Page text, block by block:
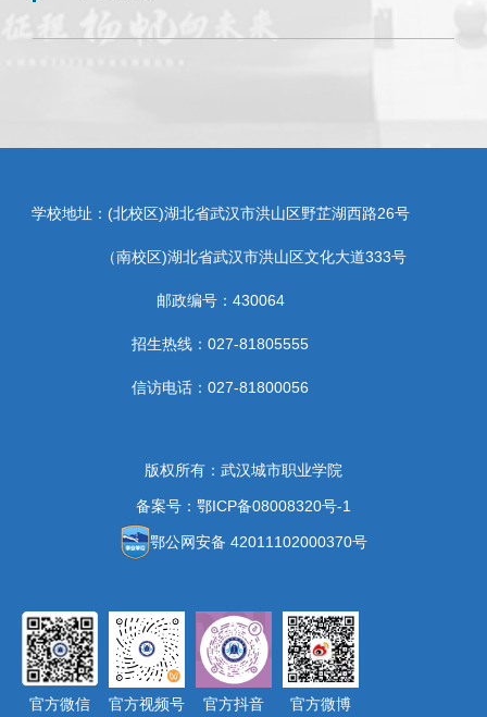
学校地址：(北校区)湖北省武汉市洪山区野芷湖西路26号
（南校区)湖北省武汉市洪山区文化大道333号
邮政编号：430064
招生热线：027-81805555
信访电话：027-81800056
版权所有：武汉城市职业学院
备案号：鄂ICP备08008320号-1
鄂公网安备 42011102000370号
官方微信 官方视频号 官方抖音 官方微博